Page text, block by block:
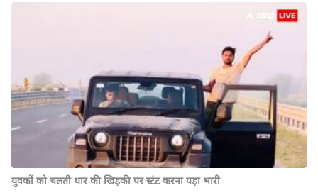
युवकों को चलती थार की खिड़की पर स्टंट करना पड़ा भारी